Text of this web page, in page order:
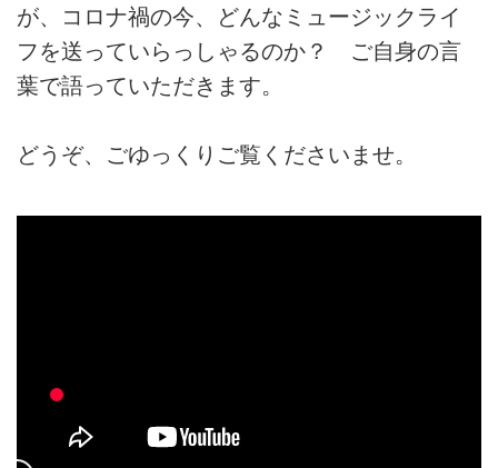
が、コロナ禍の今、どんなミュージックライ
フを送っていらっしゃるのか？ ご自身の言
葉で語っていただきます。
どうぞ、ごゆっくりご覧くださいませ。